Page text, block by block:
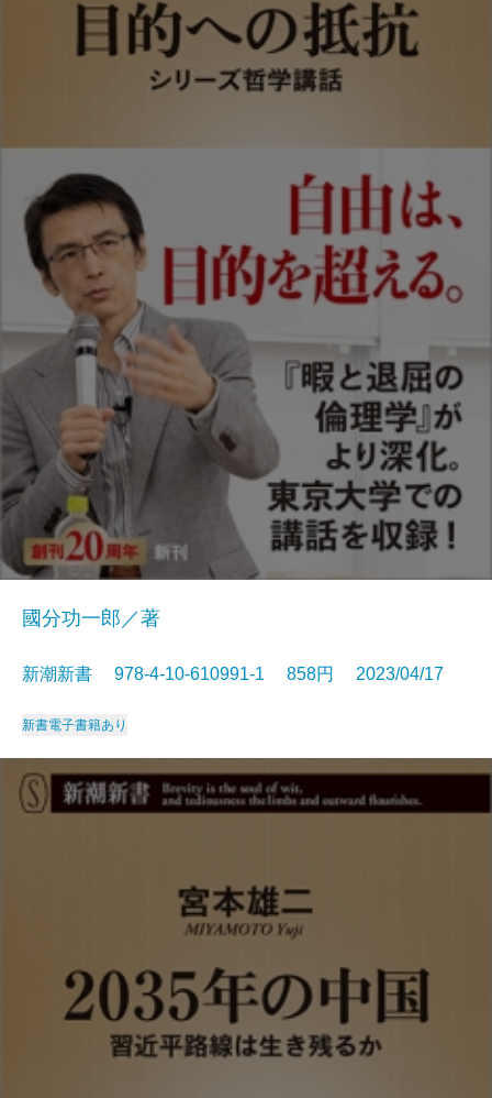
國分功一郎／著
新潮新書 978-4-10-610991-1 858円 2023/04/17
新書電子書籍あり